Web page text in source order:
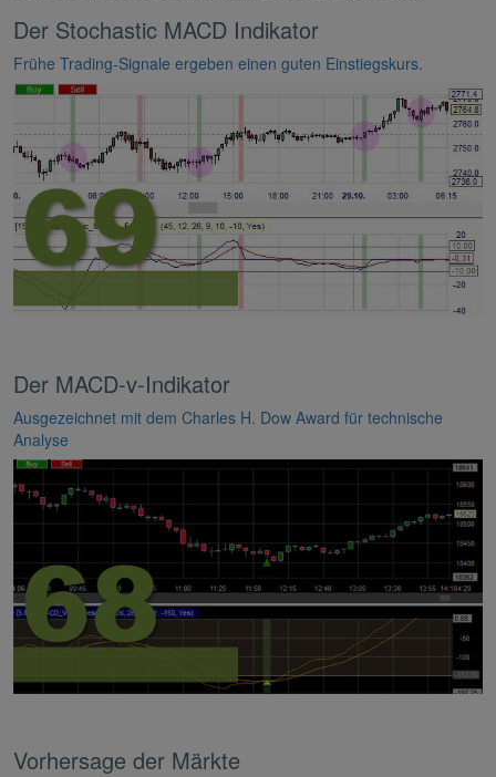
Der Stochastic MACD Indikator
Frühe Trading-Signale ergeben einen guten Einstiegskurs.
Der MACD-v-Indikator
Ausgezeichnet mit dem Charles H. Dow Award für technische
Analyse
Vorhersage der Märkte